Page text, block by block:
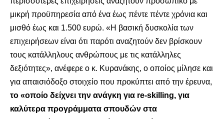
μικρή προϋπηρεσία από ένα έως πέντε πέντε χρόνια και
μισθό έως και 1.500 ευρώ. «Η βασική δυσκολία των
επιχειρήσεων είναι ότι παρότι αναζητούν δεν βρίσκουν
τους κατάλληλους ανθρώπους με τις κατάλληλες
δεξιότητες», ανέφερε ο κ. Κυρανάκης, ο οποίος μίλησε και
για απαισιόδοξο στοιχείο που προκύπτει από την έρευνα,
το «οποίο δείχνει την ανάγκη για re-skilling, για
καλύτερα προγράμματα σπουδών στα